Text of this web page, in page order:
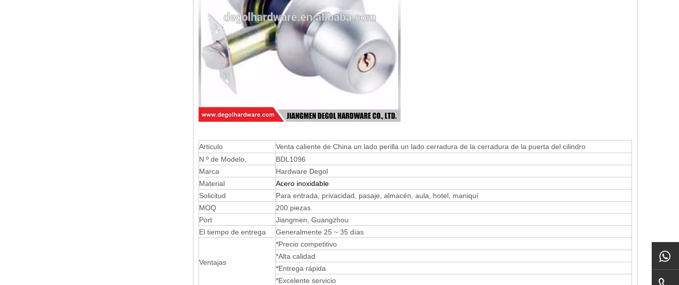
Articulo
Venta caliente de China un lado perilla un lado cerradura de la cerradura de la puerta del cilindro
N º de Modelo.
BDL1096
Marca
Hardware Degol
Material
Acero inoxidable
Solicitud
Para entrada, privacidad, pasaje, almacén, aula, hotel, maniquí
MOQ
200 piezas
Port
Jiangmen, Guangzhou
El tiempo de entrega
Generalmente 25 ~ 35 días
Ventajas
*Precio competitivo
*Alta calidad
*Entrega rápida
*Excelente servicio